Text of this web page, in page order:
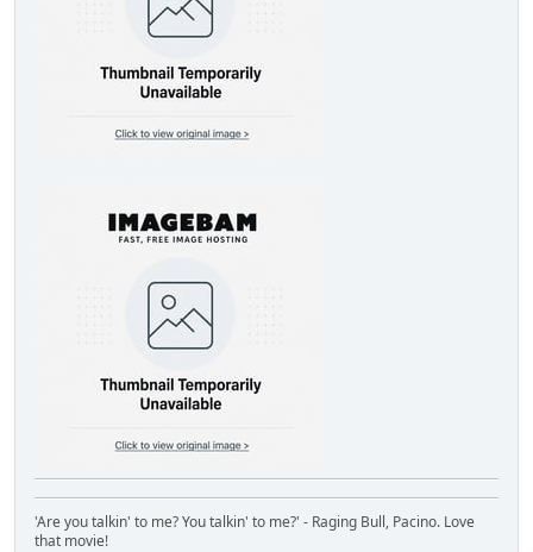
'Are you talkin' to me? You talkin' to me?' - Raging Bull, Pacino. Love
that movie!